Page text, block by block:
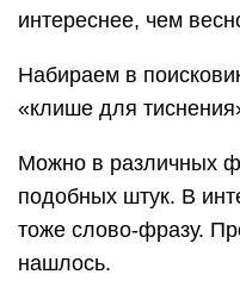
интереснее, чем
Набираем в
«клише для
Можно в различных
подобных штук. В
тоже слово-фразу.
нашлось.